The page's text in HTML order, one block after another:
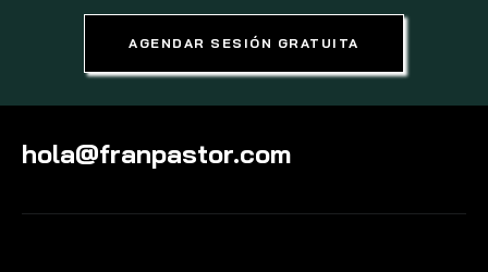
AGENDAR SESIÓN GRATUITA
hola@franpastor.com